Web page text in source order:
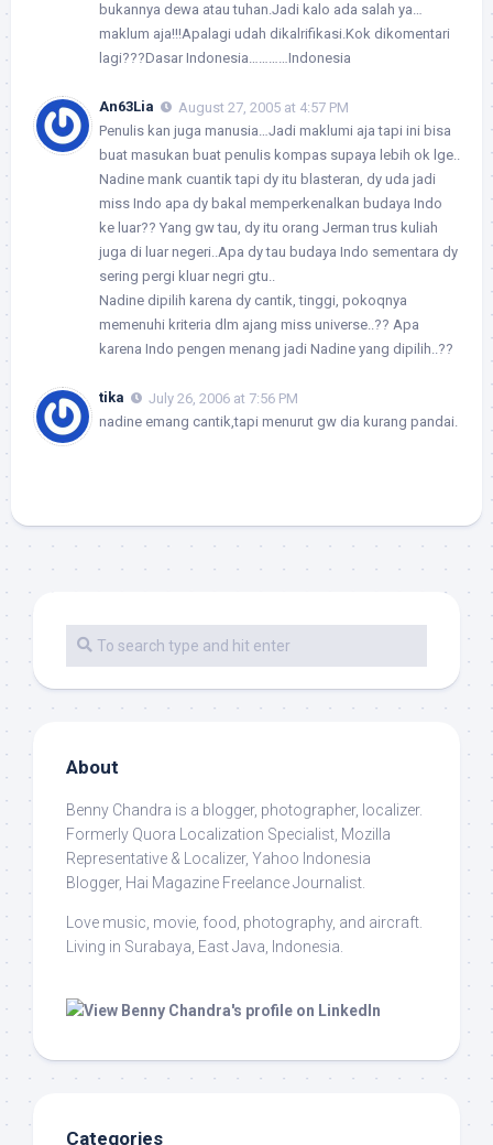
bukannya dewa atau tuhan.Jadi kalo ada salah ya…
maklum aja!!!Apalagi udah dikalrifikasi.Kok dikomentari
lagi???Dasar Indonesia…………Indonesia
An63Lia
August 27, 2005 at 4:57 PM
Penulis kan juga manusia…Jadi maklumi aja tapi ini bisa
buat masukan buat penulis kompas supaya lebih ok lge..
Nadine mank cuantik tapi dy itu blasteran, dy uda jadi
miss Indo apa dy bakal memperkenalkan budaya Indo
ke luar?? Yang gw tau, dy itu orang Jerman trus kuliah
juga di luar negeri..Apa dy tau budaya Indo sementara dy
sering pergi kluar negri gtu..
Nadine dipilih karena dy cantik, tinggi, pokoqnya
memenuhi kriteria dlm ajang miss universe..?? Apa
karena Indo pengen menang jadi Nadine yang dipilih..??
tika
July 26, 2006 at 7:56 PM
nadine emang cantik,tapi menurut gw dia kurang pandai.
About
Benny Chandra is a blogger, photographer, localizer.
Formerly Quora Localization Specialist, Mozilla
Representative & Localizer, Yahoo Indonesia
Blogger, Hai Magazine Freelance Journalist.
Love music, movie, food, photography, and aircraft.
Living in Surabaya, East Java, Indonesia.
Categories